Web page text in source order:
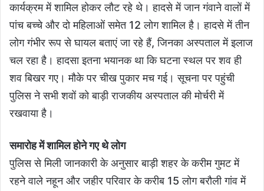
कार्यक्रम में शामिल होकर लौट रहे थे। हादसे में जान गंवाने वालों में
पांच बच्चे और दो महिलाओं समेत 12 लोग शामिल है। हादसे में तीन
लोग गंभीर रूप से घायल बताएं जा रहे हैं, जिनका अस्पताल में इलाज
चल रहा है। हादसा इतना भयानक था कि घटना स्थल पर शव ही
शव बिखर गए। मौके पर चीख पुकार मच गई। सूचना पर पहुंची
पुलिस ने सभी शवों को बाड़ी राजकीय अस्पताल की मोर्चरी में
रखवाया है।
समारोह में शामिल होने गए थे लोग
पुलिस से मिली जानकारी के अनुसार बाड़ी शहर के करीम गुमट में
रहने वाले नहून और जहीर परिवार के करीब 15 लोग बरौली गांव में